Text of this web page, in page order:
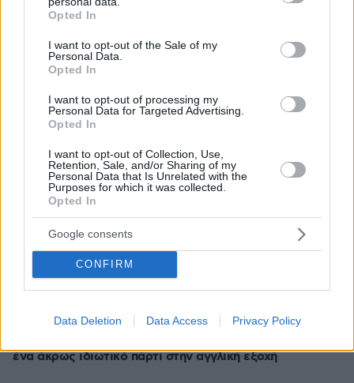
grant or deny consent to Google and its third-party tags to
use your data for below specified purposes in below Google
consent section.
Opted In
I want to opt-out of the Sale of my
Personal Data.
Opted In
I want to opt-out of processing my
Personal Data for Targeted Advertising.
Opted In
I want to opt-out of Collection, Use,
Retention, Sale, and/or Sharing of my
Personal Data that Is Unrelated with the
Purposes for which it was collected.
Opted In
Google consents
CONFIRM
Data Deletion Data Access Privacy Policy
Οι μαρτυρίες κατοίκων για τον δήμαρχο Μάνδρας-
Ειδυλλίας: «Έσωσε το σπίτι μας, ενώ δίπλα καιγόταν το
δικό του»
πριν 19 λεπτά
Πρωτεΐνη δεν έχει μόνο το κρέας – Ανακαλύψτε 8
φρούτα με πρωτεΐνη και βάλτε τα στο πιάτο σας
πριν 35 λεπτά
Αυτά τα τρία ζώδια προσελκύουν σημαντική οικονομική
επιτυχία τον Αύγουστο
πριν 36 λεπτά
Στις φλόγες διυλιστήριο πετρελαίου στο Κρασνοντάρ
της Ρωσίας μετά από ουκρανική επίθεση με drones
Ρούχα και αξεσουάρ από το «Ο Διάβολος φοράει Prada
πριν 42 λεπτά
ένα άκρως ιδιωτικό πάρτι στην αγγλική εξοχή
πριν 45 λεπτά